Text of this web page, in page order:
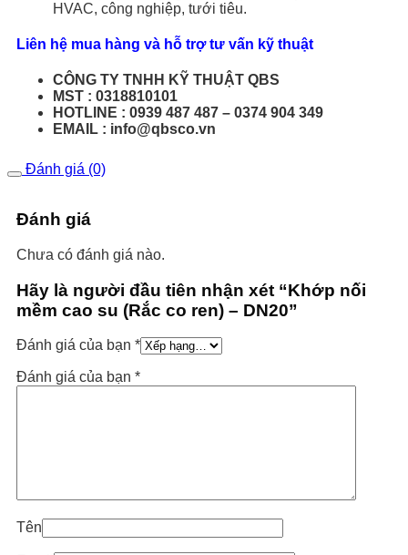
HVAC, công nghiệp, tưới tiêu.
Liên hệ mua hàng và hỗ trợ tư vấn kỹ thuật
CÔNG TY TNHH KỸ THUẬT QBS
MST : 0318810101
HOTLINE : 0939 487 487 – 0374 904 349
EMAIL : info@qbsco.vn
Đánh giá (0)
Đánh giá
Chưa có đánh giá nào.
Hãy là người đầu tiên nhận xét “Khớp nối
mềm cao su (Rắc co ren) – DN20”
Đánh giá của bạn *
Đánh giá của bạn *
Tên